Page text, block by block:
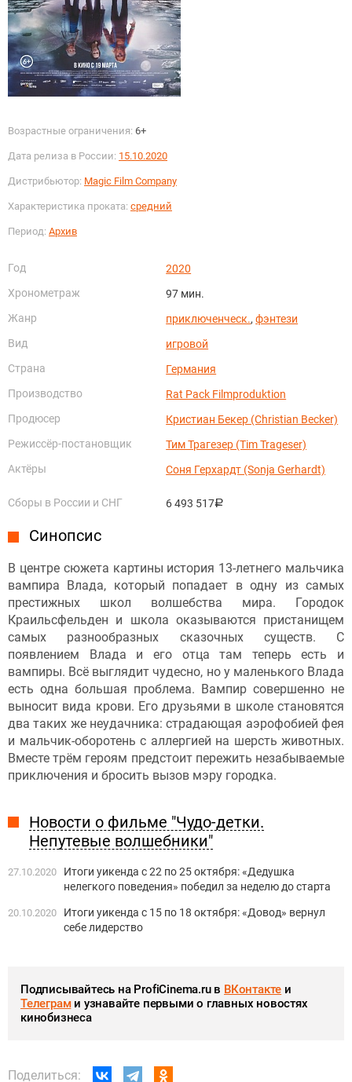
Возрастные ограничения: 6+
Дата релиза в России: 15.10.2020
Дистрибьютор: Magic Film Company
Характеристика проката: средний
Период: Архив
Год
2020
Хронометраж
97 мин.
Жанр
приключенческ.,фэнтези
Вид
игровой
Страна
Германия
Производство
Rat Pack Filmproduktion
Продюсер
Кристиан Бекер (Christian Becker)
Режиссёр-постановщик
Тим Трагезер (Tim Trageser)
Актёры
Соня Герхардт (Sonja Gerhardt)
Сборы в России и СНГ 6 493 517руб.
Синопсис
В центре сюжета картины история 13-летнего мальчика
вампира Влада, который попадает в одну из самых
престижных школ волшебства мира. Городок
Краильсфельден и школа оказываются пристанищем
самых разнообразных сказочных существ. С
появлением Влада и его отца там теперь есть и
вампиры. Всё выглядит чудесно, но у маленького Влада
есть одна большая проблема. Вампир совершенно не
выносит вида крови. Его друзьями в школе становятся
два таких же неудачника: страдающая аэрофобией фея
и мальчик-оборотень с аллергией на шерсть животных.
Вместе трём героям предстоит пережить незабываемые
приключения и бросить вызов мэру городка.
Новости о фильме "Чудо-детки.
Непутевые волшебники"
27.10.2020
Итоги уикенда с 22 по 25 октября: «Дедушка
нелегкого поведения» победил за неделю до старта
20.10.2020
Итоги уикенда с 15 по 18 октября: «Довод» вернул
себе лидерство
Подписывайтесь на ProfiCinema.ru в ВКонтакте и
Телеграми узнавайте первыми о главных новостях
кинобизнеса
Поделиться: